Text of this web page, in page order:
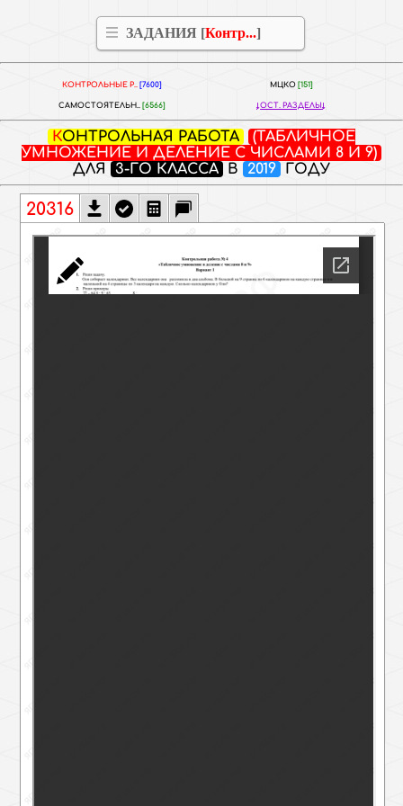
ЗАДАНИЯ [Контр...]
КОНТРОЛЬНЫЕ Р.. [7600] МЦКО [151]
САМОСТОЯТЕЛЬН.. [6566] ОСТ. РАЗДЕЛЫ
КОНТРОЛЬНАЯ РАБОТА
(ТАБЛИЧНОЕ
УМНОЖЕНИЕ И ДЕЛЕНИЕ С ЧИСЛАМИ 8 И 9)
ДЛЯ
3-ГО КЛАССА В 2019 ГОДУ
20316